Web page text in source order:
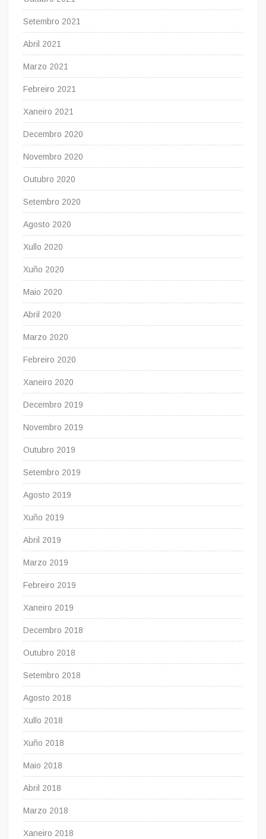
Setembro 2021
Abril 2021
Marzo 2021
Febreiro 2021
Xaneiro 2021
Decembro 2020
Novembro 2020
Outubro 2020
Setembro 2020
Agosto 2020
Xullo 2020
Xuño 2020
Maio 2020
Abril 2020
Marzo 2020
Febreiro 2020
Xaneiro 2020
Decembro 2019
Novembro 2019
Outubro 2019
Setembro 2019
Agosto 2019
Xuño 2019
Abril 2019
Marzo 2019
Febreiro 2019
Xaneiro 2019
Decembro 2018
Outubro 2018
Setembro 2018
Agosto 2018
Xullo 2018
Xuño 2018
Maio 2018
Abril 2018
Marzo 2018
Xaneiro 2018